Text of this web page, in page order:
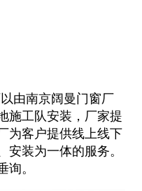
由南京阔曼门窗厂
施工队安装，厂家提
为客户提供线上线下
安装为一体的服务。
询。